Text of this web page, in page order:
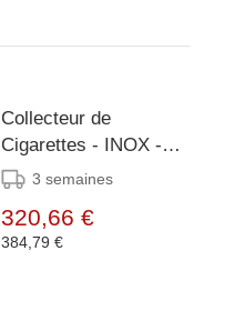
Collecteur de
Cigarettes - INOX -
PRO - Facile à vider -
3 semaines
320,66 €
384,79 €